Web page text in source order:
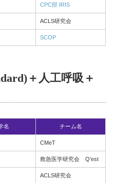
CPC部 IRIS
ACLS研究会
SCOP
＋人工呼吸＋
名 チーム名
CMeT
救急医学研究会 Q’est
ACLS研究会